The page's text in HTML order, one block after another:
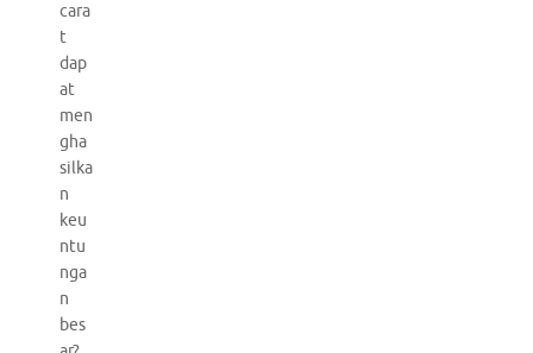
cara
t
dap
at
men
gha
silka
n
keu
ntu
nga
n
bes